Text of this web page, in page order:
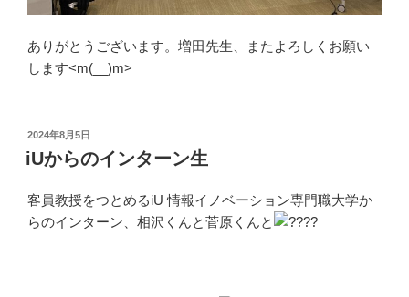
ありがとうございます。増田先生、またよろしくお願い
します<m(__)m>
投
稿
日:
2024年8月5日
iUからのインターン生
客員教授をつとめるiU 情報イノベーション専門職大学か
らのインターン、相沢くんと菅原くんと